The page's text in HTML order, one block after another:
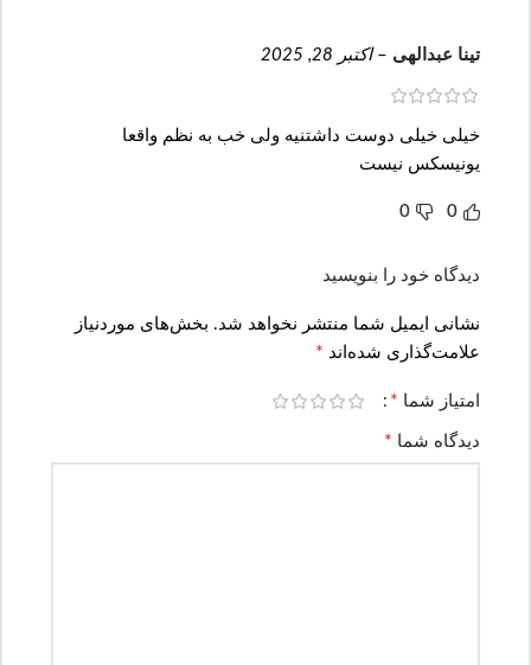
تینا عبدالهی – اکتبر 28, 2025
خیلی خیلی دوست داشتنیه ولی خب به نظم واقعا
یونیسکس نیست
0
0
دیدگاه خود را بنویسید
نشانی ایمیل شما منتشر نخواهد شد. بخش‌های موردنیاز
علامت‌گذاری شده‌اند *
امتیاز شما *
دیدگاه شما *